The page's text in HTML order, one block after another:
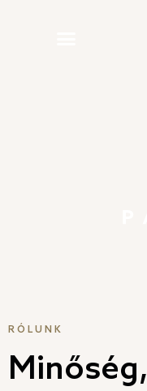
RÓLUNK
Minőség,